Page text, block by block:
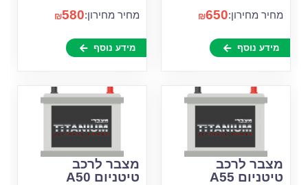
מחיר מחירון: ₪650
מידע נוסף
מחיר מחירון: ₪580
מידע נוסף
מצבר לרכב
טיטניום A55
מצבר לרכב
טיטניום A50